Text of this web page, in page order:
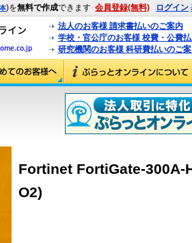
)を無料で作成できます 会員登録(無料) ログイン
法人のお客様 請求書払いのご案内
学校・官公庁のお客様 校費・公費
研究機関のお客様 科研費払いのご
Fortinet FortiGate-300A-
O2)